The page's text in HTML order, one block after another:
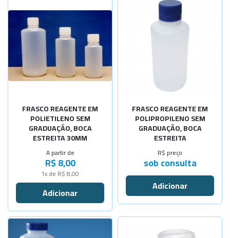
FRASCO REAGENTE EM
POLIETILENO SEM
GRADUAÇÃO, BOCA
ESTREITA 30MM
A partir de
R$ 8,00
1x de R$ 8,00
cap.125ml
cap.250ml
Sob Consulta
cap.500ml
- +
FRASCO REAGENTE EM
POLIPROPILENO SEM
GRADUAÇÃO, BOCA
ESTREITA
R$ preço
sob consulta